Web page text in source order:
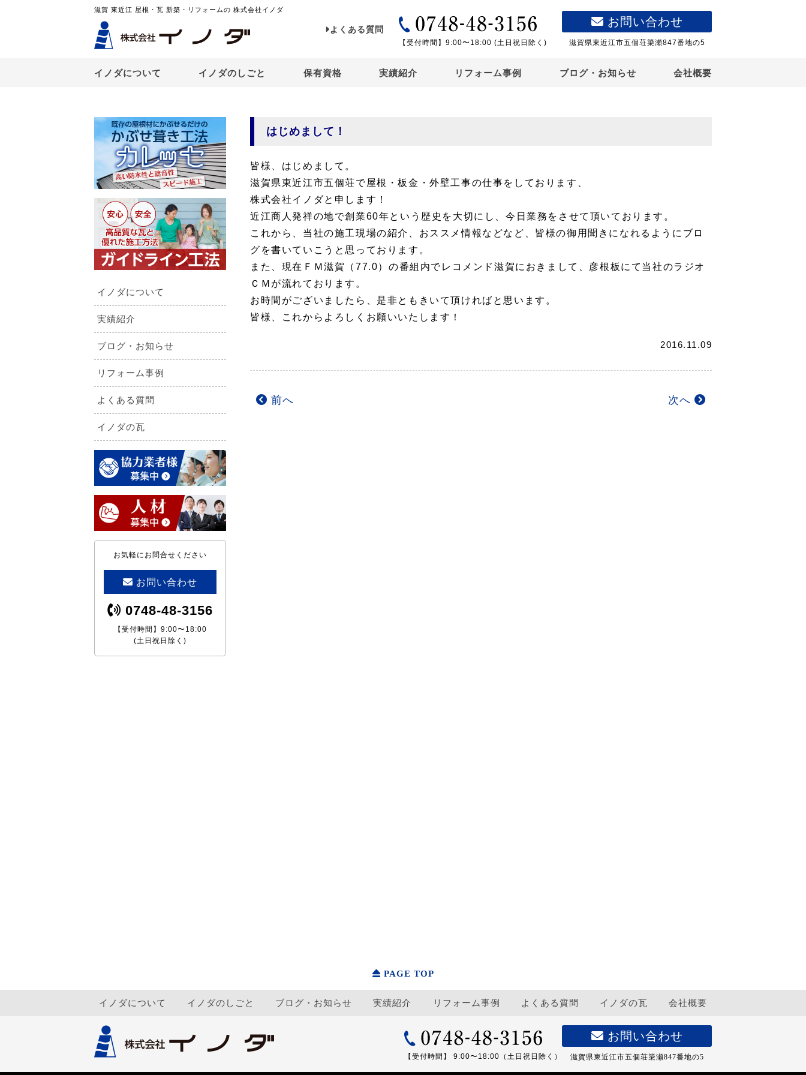
滋賀 東近江 屋根・瓦 新築・リフォームの 株式会社イノダ
よくある質問
【受付時間】9:00〜18:00 (土日祝日除く)
お問い合わせ
滋賀県東近江市五個荘簗瀬847番地の5
イノダについて イノダのしごと 保有資格 実績紹介 リフォーム事例 ブログ・お知らせ 会社概要
はじめまして！
皆様、はじめまして。
滋賀県東近江市五個荘で屋根・板金・外壁工事の仕事をしております、
株式会社イノダと申します！
近江商人発祥の地で創業60年という歴史を大切にし、今日業務をさせて頂いております。
これから、当社の施工現場の紹介、おススメ情報などなど、皆様の御用聞きになれるようにブロ
グを書いていこうと思っております。
また、現在ＦＭ滋賀（77.0）の番組内でレコメンド滋賀におきまして、彦根板にて当社のラジオ
ＣＭが流れております。
お時間がございましたら、是非ともきいて頂ければと思います。
皆様、これからよろしくお願いいたします！
2016.11.09
前へ 次へ
イノダについて
実績紹介
ブログ・お知らせ
リフォーム事例
よくある質問
イノダの瓦
お気軽にお問合せください
お問い合わせ
0748-48-3156
【受付時間】9:00〜18:00
(土日祝日除く)
PAGE TOP
イノダについて イノダのしごと ブログ・お知らせ 実績紹介 リフォーム事例 よくある質問 イノダの瓦 会社概要
【受付時間】 9:00〜18:00（土日祝日除く）
お問い合わせ
滋賀県東近江市五個荘簗瀬847番地の5